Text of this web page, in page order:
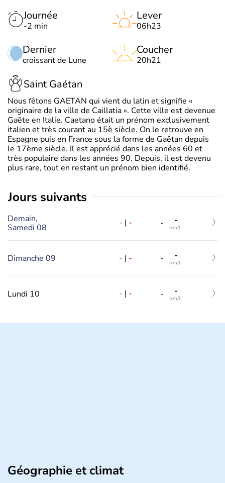
Journée
-2 min
Dernier
croissant de Lune
Lever
06h23
Coucher
20h21
Saint Gaétan
Nous fêtons GAETAN qui vient du latin et signifie «
originaire de la ville de Caillatia ». Cette ville est devenue
Gaëte en Italie. Caetano était un prénom exclusivement
italien et très courant au 15è siècle. On le retrouve en
Espagne puis en France sous la forme de Gaëtan depuis
le 17ème siècle. Il est apprécié dans les années 60 et
très populaire dans les années 90. Depuis, il est devenu
plus rare, tout en restant un prénom bien identifié.
jours suivants
Demain,
Samedi 08
- | - - -
km/h
Dimanche 09 - | - - -
km/h
Lundi 10 - | - - -
km/h
Géographie et climat